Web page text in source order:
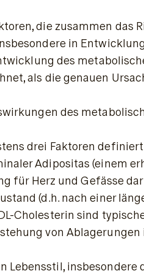
die zusammen
in
des
als die genauen
des
drei Faktoren
Adipositas
für Herz und Gefässe
(d.h. nach einer
Cholesterin sind
von